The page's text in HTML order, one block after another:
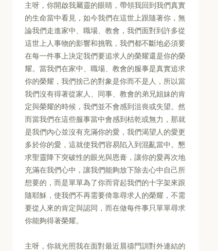
主呀，你開啟我屬靈的眼睛，帶領我回到我們真實
的生命當中看見，如今我們在這世上跟隨著你，無
論我們走進家中、職場、教會，我們面對到許多從
這世上人事物的影響和挑戰，我們都不斷地必須要
在每一件事上決定我們要追求人的榮耀還是你的榮
耀。當我們在家中、職場、教會的服事是真實追求
你的榮耀，我們捨己的對象是你而不是人，所以當
我們沒有得著從家人、同事、教會的弟兄姐妹的肯
定與榮耀的時候，我們並不會感到沮喪或失望。然
而當我們在這些服事當中會感到枯乾或無力，那就
是我們內心並沒有充滿你的愛，我們渴望人的愛更
多於你的愛，這就使我們容易陷入到混亂當中。懇
求聖靈降下突破性的眼光與恩膏，讓你的愛再次地
充滿在我們心中，讓我們能夠放下除去心中自己所
想要的，而是單單為了你而背起我們的十字架來跟
隨耶穌，使我們不再需要倚靠尋求人的榮耀，不需
要從人來的肯定與認同，而在做每件事只單單尋求
你能夠得著榮耀。
主呀，你就光照我在面對最近晨禱門訓對外連結的